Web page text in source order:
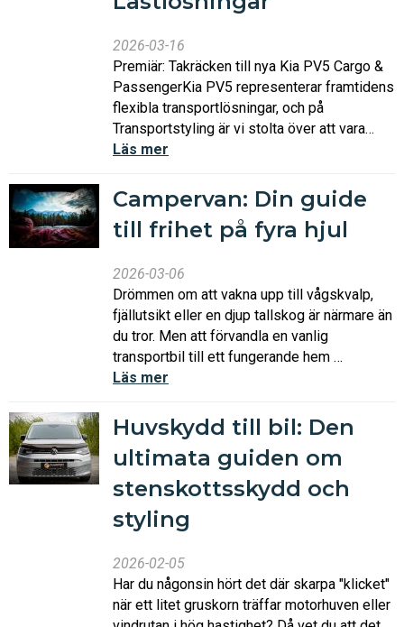
2026-03-16
Premiär: Takräcken till nya Kia PV5 Cargo &
PassengerKia PV5 representerar framtidens
flexibla transportlösningar, och på
Transportstyling är vi stolta över att vara…
Läs mer
Campervan: Din guide
till frihet på fyra hjul
2026-03-06
Drömmen om att vakna upp till vågskvalp,
fjällutsikt eller en djup tallskog är närmare än
du tror. Men att förvandla en vanlig
transportbil till ett fungerande hem …
Läs mer
Huvskydd till bil: Den
ultimata guiden om
stenskottsskydd och
styling
2026-02-05
Har du någonsin hört det där skarpa "klicket"
när ett litet gruskorn träffar motorhuven eller